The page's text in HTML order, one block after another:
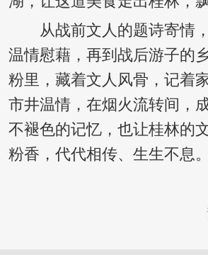
从战前文人的题诗寄情，
温情慰藉，再到战后游子的
粉里，藏着文人风骨，记着
市井温情，在烟火流转间，
不褪色的记忆，也让桂林的
粉香，代代相传、生生不息。